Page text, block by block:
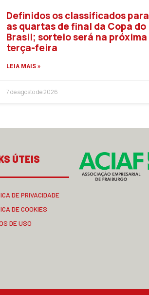
Definidos os classificados para
as quartas de final da Copa do
Brasil; sorteio será na próxima
terça-feira
LEIA MAIS »
7 de agosto de 2026
ÚTEIS
DE PRIVACIDADE
DE COOKIES
DE USO